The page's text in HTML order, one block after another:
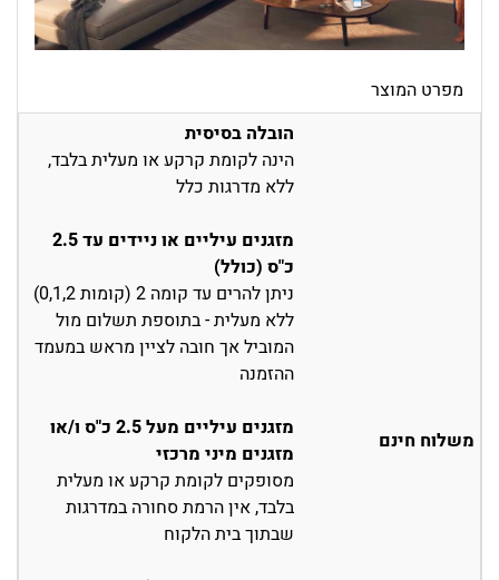
מפרט המוצר
משלוח חינם
הובלה בסיסית
הינה לקומת קרקע או מעלית בלבד,
ללא מדרגות כלל
מזגנים עיליים או ניידים עד 2.5
כ"ס (כולל)
ניתן להרים עד קומה 2 (קומות 0,1,2)
ללא מעלית - בתוספת תשלום מול
המוביל אך חובה לציין מראש במעמד
ההזמנה
מזגנים עיליים מעל 2.5 כ"ס ו/או
מזגנים מיני מרכזי
מסופקים לקומת קרקע או מעלית
בלבד, אין הרמת סחורה במדרגות
שבתוך בית הלקוח